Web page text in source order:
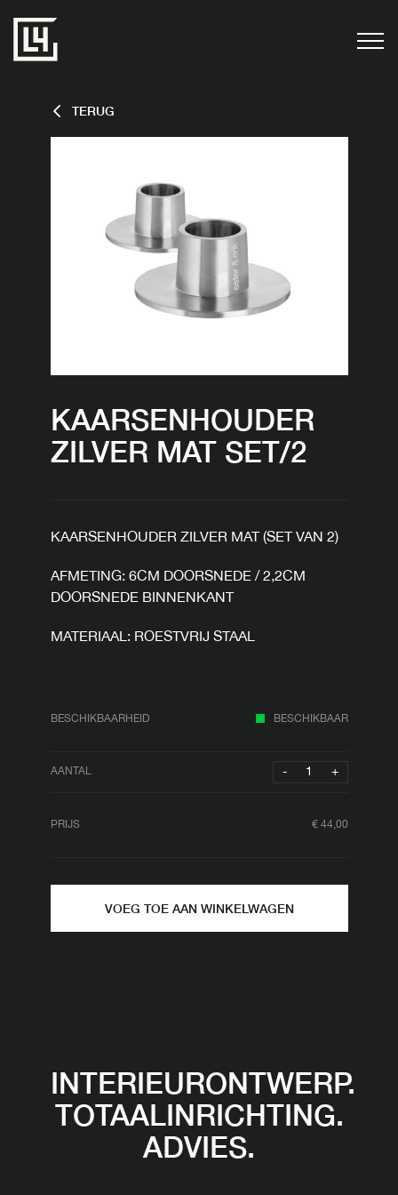
TERUG
KAARSENHOUDER
ZILVER MAT SET/2
KAARSENHOUDER ZILVER MAT (SET VAN 2)
AFMETING: 6CM DOORSNEDE / 2,2CM
DOORSNEDE BINNENKANT
MATERIAAL: ROESTVRIJ STAAL
BESCHIKBAARHEID BESCHIKBAAR
AANTAL - +
PRIJS €44,00
VOEG TOE AAN WINKELWAGEN
INTERIEURONTWERP.
TOTAALINRICHTING.
ADVIES.